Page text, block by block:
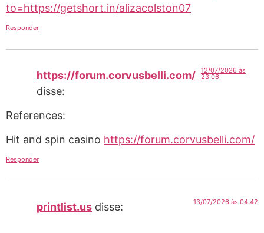
to=https://getshort.in/alizacolston07
Responder
https://forum.corvusbelli.com/
disse:
12/07/2026 às
23:06
References:
Hit and spin casino https://forum.corvusbelli.com/
Responder
printlist.us disse: 13/07/2026 às 04:42